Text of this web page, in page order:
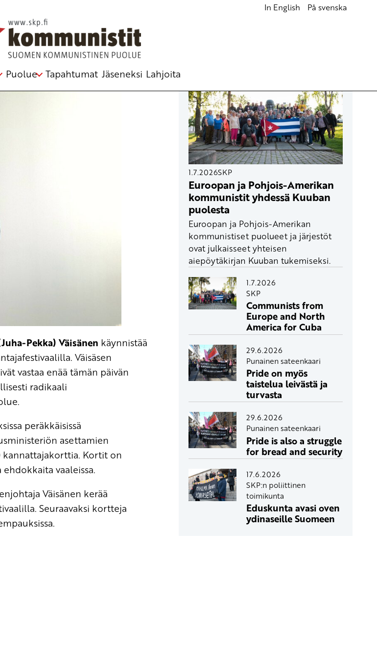
In English På svenska
Puolue Tapahtumat Jäseneksi Lahjoita
,SKP
Pekka) Väisänen käynnistää
Väisäsen
vastaa enää tämän päivän
radikaali
peräkkäisissä
asettamien
Kortit on
vaaleissa.
Väisänen kerää
Seuraavaksi kortteja
1.7.2026SKP
Euroopan ja Pohjois-Amerikan
kommunistit yhdessä Kuuban
puolesta
Euroopan ja Pohjois-Amerikan
kommunistiset puolueet ja järjestöt
ovat julkaisseet yhteisen
aiepöytäkirjan Kuuban tukemiseksi.
1.7.2026
SKP
Communists from
Europe and North
America for Cuba
29.6.2026
Punainen sateenkaari
Pride on myös
taistelua leivästä ja
turvasta
29.6.2026
Punainen sateenkaari
Pride is also a struggle
for bread and security
17.6.2026
SKP:n poliittinen
toimikunta
Eduskunta avasi oven
ydinaseille Suomeen